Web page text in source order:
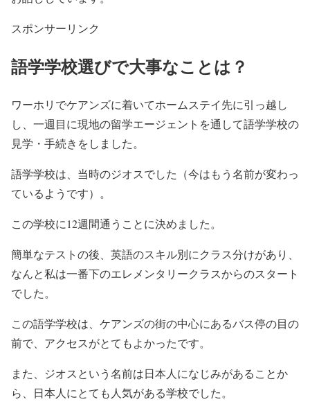
スポンサーリンク
語学学校選びで大事なことは？
ワーホリでケアンズに着いてホームステイ先に引っ越し
し、一週目に現地の留学エージェントを通して語学学校の
見学・手続きをしました。
語学学校は、当時のジオスでした（今はもう名前が変わっ
ているようです）。
この学校に12週間通うことに決めました。
簡単なテストの後、英語のスキル別にクラス分けがあり、
なんと私は一番下のエレメンタリークラスからのスタート
でした。
この語学学校は、ケアンズの街の中心にあるバス停の目の
前で、アクセスがとてもよかったです。
また、ジオスという名前は日本人になじみがあることか
ら、日本人にとても人気がある学校でした。